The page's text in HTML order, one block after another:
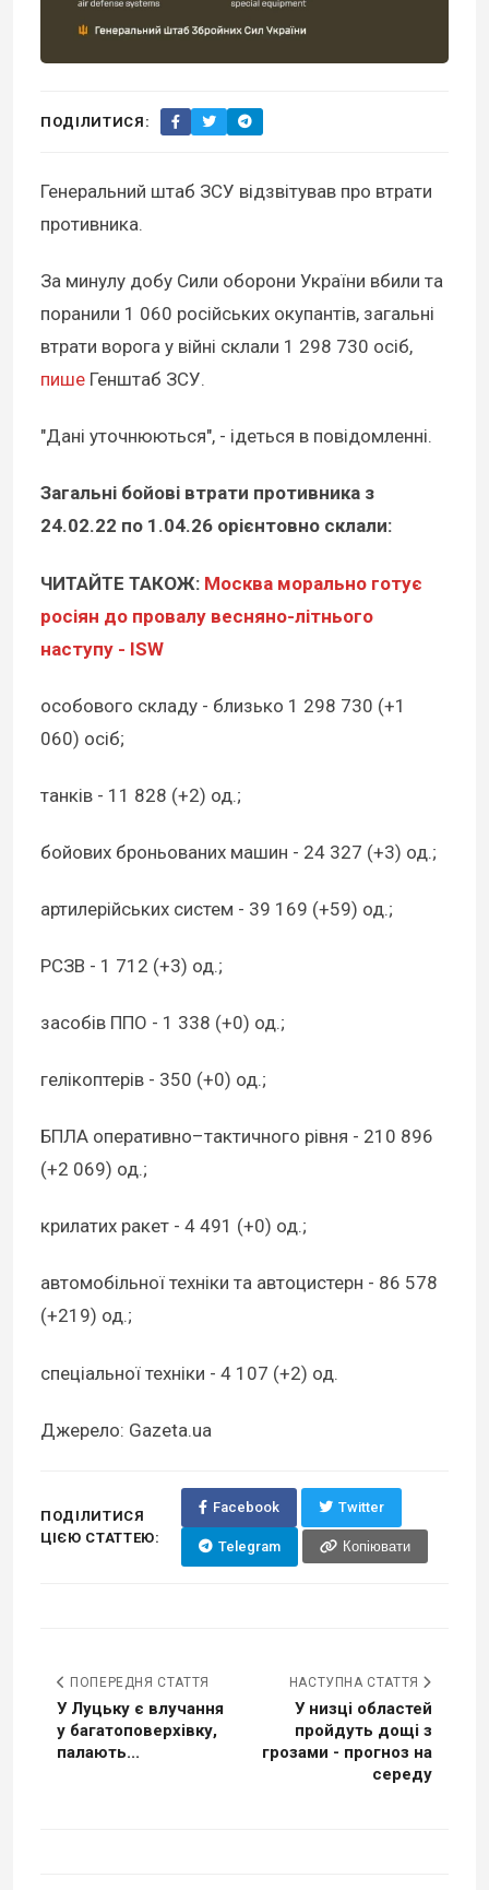
ПОДІЛИТИСЯ:
Генеральний штаб ЗСУ відзвітував про втрати
противника.
За минулу добу Сили оборони України вбили та
поранили 1 060 російських окупантів, загальні
втрати ворога у війні склали 1 298 730 осіб,
пише Генштаб ЗСУ.
"Дані уточнюються", - ідеться в повідомленні.
Загальні бойові втрати противника з
24.02.22 по 1.04.26 орієнтовно склали:
ЧИТАЙТЕ ТАКОЖ: Москва морально готує
росіян до провалу весняно-літнього
наступу - ISW
особового складу - близько 1 298 730 (+1
060) осіб;
танків - 11 828 (+2) од.;
бойових броньованих машин - 24 327 (+3) од.;
артилерійських систем - 39 169 (+59) од.;
РСЗВ - 1 712 (+3) од.;
засобів ППО - 1 338 (+0) од.;
гелікоптерів - 350 (+0) од.;
БПЛА оперативно–тактичного рівня - 210 896
(+2 069) од.;
крилатих ракет - 4 491 (+0) од.;
автомобільної техніки та автоцистерн - 86 578
(+219) од.;
спеціальної техніки - 4 107 (+2) од.
Джерело: Gazeta.ua
ПОДІЛИТИСЯ
ЦІЄЮ СТАТТЕЮ:
Facebook Twitter
Telegram Копіювати
ПОПЕРЕДНЯ СТАТТЯ
У Луцьку є влучання
у багатоповерхівку,
палають...
НАСТУПНА СТАТТЯ
У низці областей
пройдуть дощі з
грозами - прогноз на
середу